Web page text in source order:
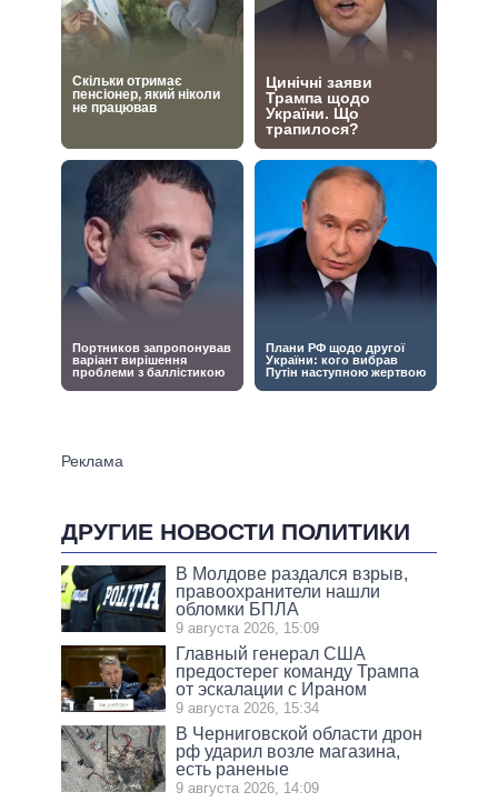
ДРУГИЕ НОВОСТИ ПОЛИТИКИ
В Молдове раздался взрыв,
правоохранители нашли
обломки БПЛА
9 августа 2026, 15:09
Главный генерал США
предостерег команду Трампа
от эскалации с Ираном
9 августа 2026, 15:34
В Черниговской области дрон
рф ударил возле магазина,
есть раненые
9 августа 2026, 14:09